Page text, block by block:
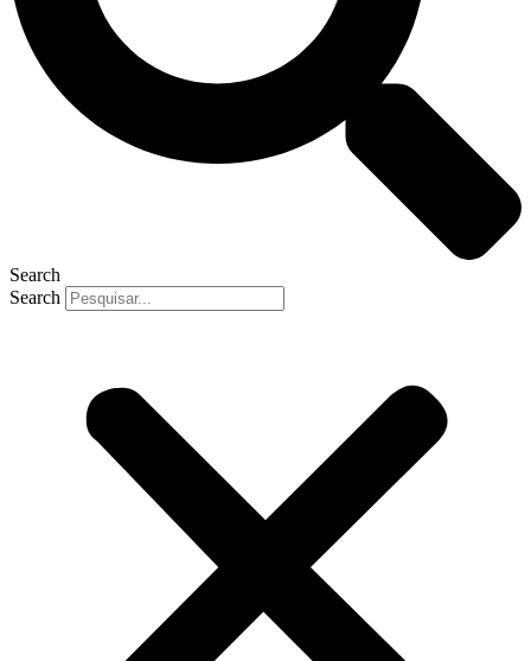
Search
Search